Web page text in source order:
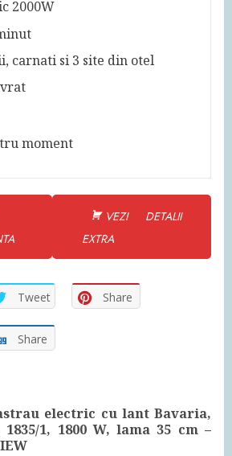
2000W
carnati si 3 site din otel
moment
VEZI DETALII
EXTRA
Tweet Share
Share
electric cu lant Bavaria,
1835/1, 1800 W, lama 35 cm –